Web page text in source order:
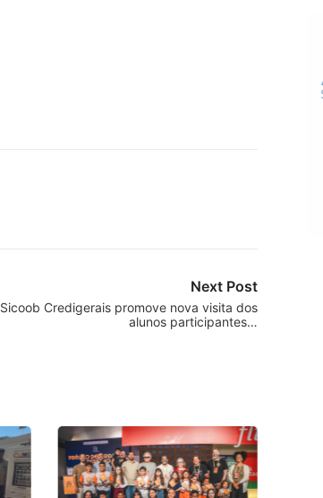
Next Post
Sicoob Credigerais promove nova visita dos
alunos participantes…